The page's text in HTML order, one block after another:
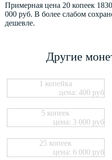
Примерная цена 20 копеек
000 руб. В более слабом
дешевле.
Другие
1 копейка
цена: 400 руб
5 копеек
цена: 3 000 руб
25 копеек
цена: 6 000 руб